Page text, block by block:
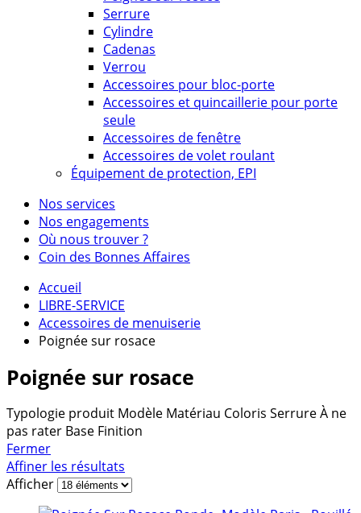
Serrure
Cylindre
Cadenas
Verrou
Accessoires pour bloc-porte
Accessoires et quincaillerie pour porte
seule
Accessoires de fenêtre
Accessoires de volet roulant
Équipement de protection, EPI
Nos services
Nos engagements
Où nous trouver ?
Coin des Bonnes Affaires
Accueil
LIBRE-SERVICE
Accessoires de menuiserie
Poignée sur rosace
Poignée sur rosace
Typologie produit Modèle Matériau Coloris SerrureÀ ne
pas rater Base Finition
Fermer
Affiner les résultats
Afficher